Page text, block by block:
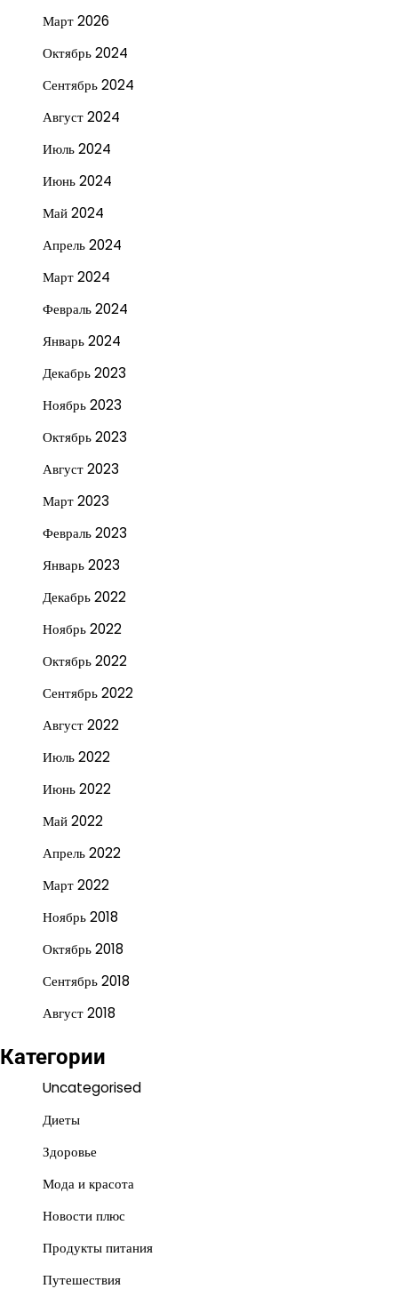
Март 2026
Октябрь 2024
Сентябрь 2024
Август 2024
Июль 2024
Июнь 2024
Май 2024
Апрель 2024
Март 2024
Февраль 2024
Январь 2024
Декабрь 2023
Ноябрь 2023
Октябрь 2023
Август 2023
Март 2023
Февраль 2023
Январь 2023
Декабрь 2022
Ноябрь 2022
Октябрь 2022
Сентябрь 2022
Август 2022
Июль 2022
Июнь 2022
Май 2022
Апрель 2022
Март 2022
Ноябрь 2018
Октябрь 2018
Сентябрь 2018
Август 2018
Категории
Uncategorised
Диеты
Здоровье
Мода и красота
Новости плюс
Продукты питания
Путешествия